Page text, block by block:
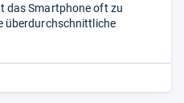
das Smartphone oft zu
überdurchschnittliche